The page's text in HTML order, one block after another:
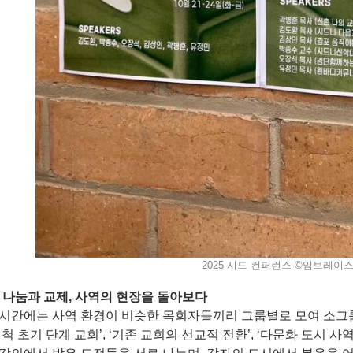
2025 시드 컨퍼런스 ©임브레이
나눔과 교제, 사역의 현장을 돌아보다
간에는 사역 환경이 비슷한 목회자들끼리 그룹별로 모여 소
척 초기 단계 교회’, ‘기존 교회의 선교적 전환’, ‘다문화 도시